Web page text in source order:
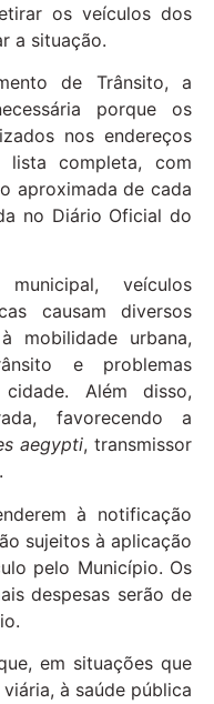
os veículos dos
a situação.
de Trânsito, a
porque os
nos endereços
lista completa, com
aproximada de cada
no Diário Oficial do
veículos
causam diversos
mobilidade urbana,
e problemas
Além disso,
favorecendo a
aegypti, transmissor
à notificação
sujeitos à aplicação
pelo Município. Os
despesas serão de
em situações que
à saúde pública